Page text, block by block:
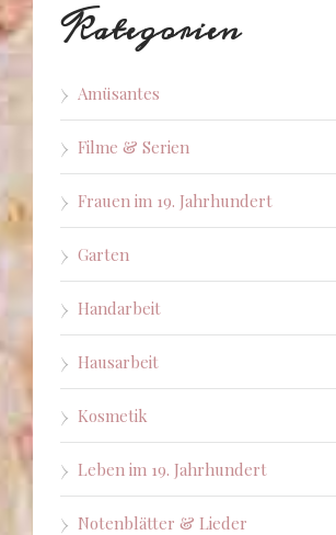
Kategorien
Amüsantes
Filme & Serien
Frauen im 19. Jahrhundert
Garten
Handarbeit
Hausarbeit
Kosmetik
Leben im 19. Jahrhundert
Notenblätter & Lieder